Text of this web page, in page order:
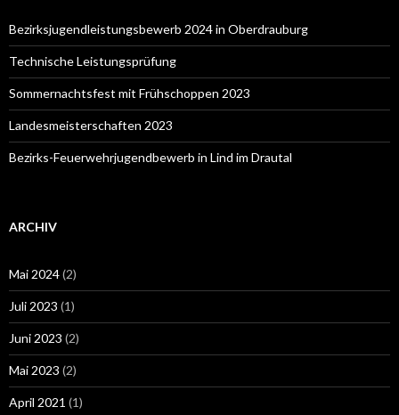
Bezirksjugendleistungsbewerb 2024 in Oberdrauburg
Technische Leistungsprüfung
Sommernachtsfest mit Frühschoppen 2023
Landesmeisterschaften 2023
Bezirks-Feuerwehrjugendbewerb in Lind im Drautal
ARCHIV
Mai 2024(2)
Juli 2023 (1)
Juni 2023 (2)
Mai 2023 (2)
April 2021 (1)